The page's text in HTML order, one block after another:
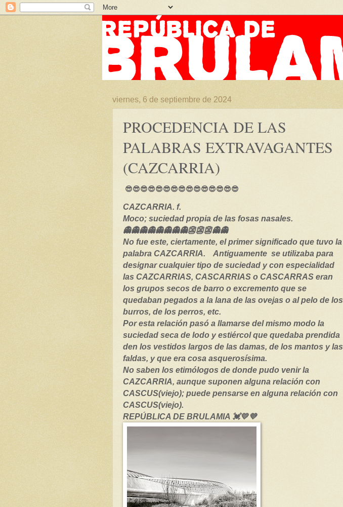
viernes, 6 de septiembre de 2024
PROCEDENCIA DE LAS
PALABRAS EXTRAVAGANTES
(CAZCARRIA)
😎😎😎😎😎😎😎😎😎😎😎😎😎😎😎
CAZCARRIA. f.
Moco; suciedad propia de las fosas nasales.
👻👻👻👻👻👻👻👻👺👺👺👻👻
No fue este, ciertamente, el primer significado que tuvo la
palabra CAZCARRIA.
Antiguamente se utilizaba para
designar cualquier tipo de suciedad y con especialidad
las CAZCARRIAS, CASCARRIAS o CASCARRAS eran
los grupos secos de barro o excremento que se
quedaban pegados a la lana de las ovejas o al pelo de los
burros, de los perros, etc.
Por esta relación pasó a llamarse del mismo modo la
suciedad seca de lodo y estiércol que quedaba prendida
den los vestidos largos de las damas, de los mantos y las
faldas, y que era cosa asquerosísima.
No saben los etimólogos de donde pudo venir la
CAZCARRIA, aunque suponen alguna relación con
CASCUS(viejo); puede pensarse en alguna relación con
CASCUS(viejo).
REPÚBLICA DE BRULAMIA 💓💛💜